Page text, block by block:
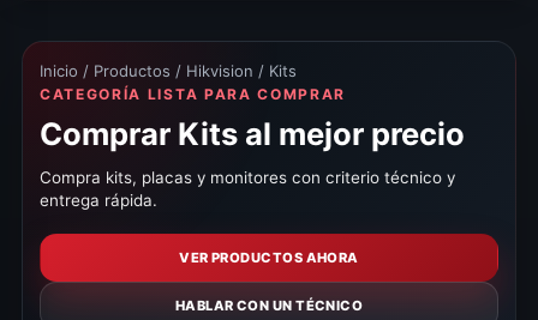
Inicio / Productos / Hikvision / Kits
CATEGORÍA LISTA PARA COMPRAR
Comprar Kits al mejor precio
Compra kits, placas y monitores con criterio técnico y
entrega rápida.
VER PRODUCTOS AHORA
HABLAR CON UN TÉCNICO